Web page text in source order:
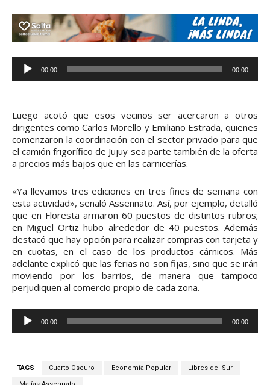
e
r
o
d
u
t
o
r
d
e
a
u
o
00:00 00:00
Luego acotó que esos vecinos ser acercaron a otros
dirigentes como Carlos Morello y Emiliano Estrada, quienes
comenzaron la coordinación con el sector privado para que
el camión frigorífico de Jujuy sea parte también de la oferta
a precios más bajos que en las carnicerías.
«Ya llevamos tres ediciones en tres fines de semana con
esta actividad», señaló Assennato. Así, por ejemplo, detalló
que en Floresta armaron 60 puestos de distintos rubros;
en Miguel Ortiz hubo alrededor de 40 puestos. Además
destacó que hay opción para realizar compras con tarjeta y
en cuotas, en el caso de los productos cárnicos. Más
adelante explicó que las ferias no son fijas, sino que se irán
moviendo por los barrios, de manera que tampoco
perjudiquen al comercio propio de cada zona.
e
00:00 00:00
TAGS Cuarto Oscuro Economía Popular Libres del Sur